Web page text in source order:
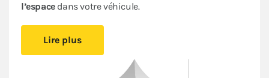
l’espacedans votre véhicule.
100 % étancheen Oxford enduction PVC. Dotée d’une
armature en acier, elle est protégée par une
pour une meilleure tenue dans le temps.
Lire plus